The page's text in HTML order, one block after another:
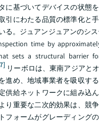
に基づいてデバイスの状態を
引にわたる品質の標準化と
る。ジュアンジュアンのシ
time by
sets a structural barrier
リーボロは、東南アジアと
進め、地域事業者を吸収す
供給ネットワークに組み込
り重要な二次的効果は、競
フォームがグレーディング